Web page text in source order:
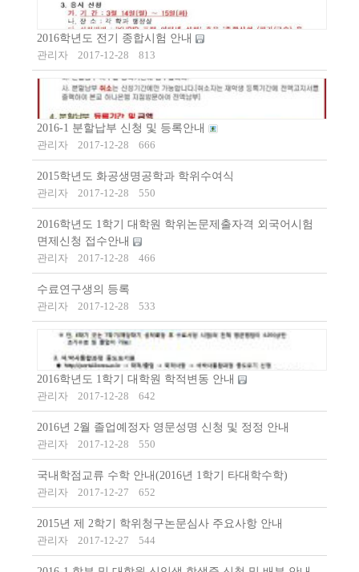
2016학년도 전기 종합시험 안내
관리자
2017-12-28 813
2016-1 분할납부 신청 및 등록안내
관리자
2017-12-28 666
2015학년도 화공생명공학과 학위수여식
관리자
2017-12-28 550
2016학년도 1학기 대학원 학위논문제출자격 외국어시험
면제신청 접수안내
관리자
2017-12-28 466
수료연구생의 등록
관리자
2017-12-28 533
2016학년도 1학기 대학원 학적변동 안내
관리자
2017-12-28 642
2016년 2월 졸업예정자 영문성명 신청 및 정정 안내
관리자
2017-12-28 550
국내학점교류 수학 안내(2016년 1학기 타대학수학)
관리자
2017-12-27 652
2015년 제 2학기 학위청구논문심사 주요사항 안내
관리자
2017-12-27 544